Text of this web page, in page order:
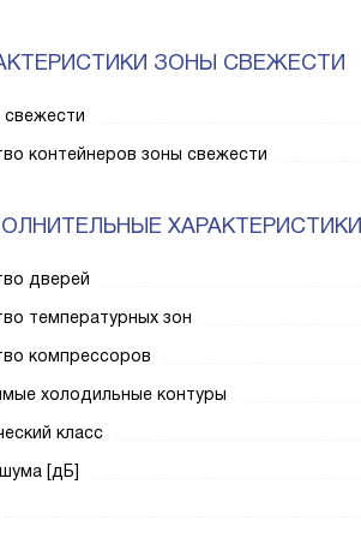
ЗОНЫ СВЕЖЕСТИ
свежести
контейнеров зоны свежести
ХАРАКТЕРИСТИКИ
дверей
температурных зон
компрессоров
холодильные контуры
класс
[дБ]